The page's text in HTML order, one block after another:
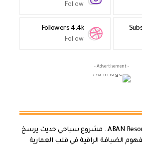
Follow
4.4k
Followers
Follow
- Advertisement -
ABAN Resort.. مشروع سياحي حديث يرسخ
الضيافة الراقية في قلب العمارية